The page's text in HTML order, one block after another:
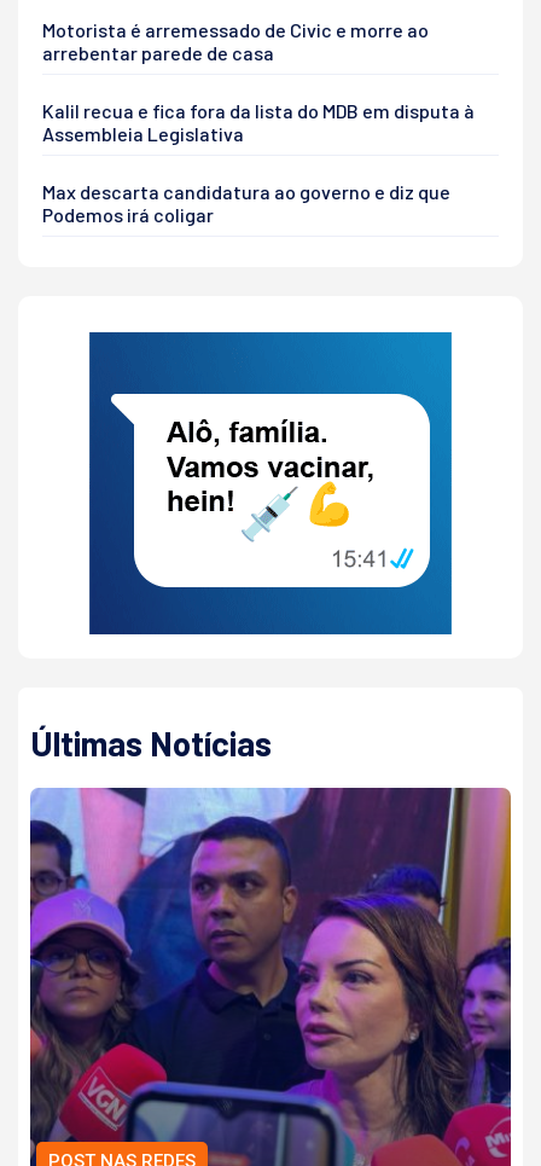
Motorista é arremessado de Civic e morre ao
arrebentar parede de casa
Kalil recua e fica fora da lista do MDB em disputa à
Assembleia Legislativa
Max descarta candidatura ao governo e diz que
Podemos irá coligar
Últimas Notícias
POST NAS REDES